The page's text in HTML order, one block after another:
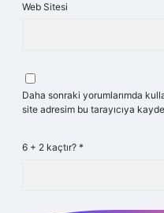
Web Sitesi
Daha sonraki yorumlarımda
site adresim bu tarayıcıya
6 + 2 kaçtır? *